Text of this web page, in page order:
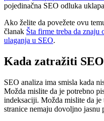
pojedinačna SEO odluka
Ako želite da povežete ovu
članak Šta firme treba da znaju
ulaganja u SEO.
Kada zatražiti
SEO analiza ima smisla kada
Možda mislite da je potrebno
indeksaciji. Možda mislite da
stranice nemaju dovoljno jasnu